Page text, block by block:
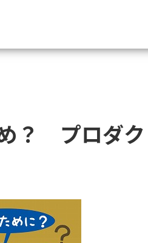
大学・
大学パンフ
？ プロダ